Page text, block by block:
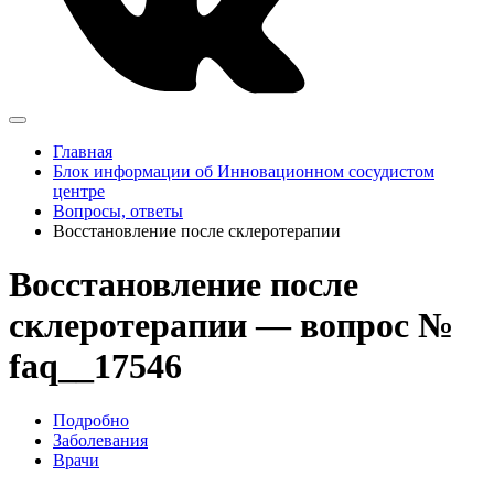
Главная
Блок информации об Инновационном сосудистом
центре
Вопросы, ответы
Восстановление после склеротерапии
Восстановление после
склеротерапии — вопрос №
faq__17546
Подробно
Заболевания
Врачи